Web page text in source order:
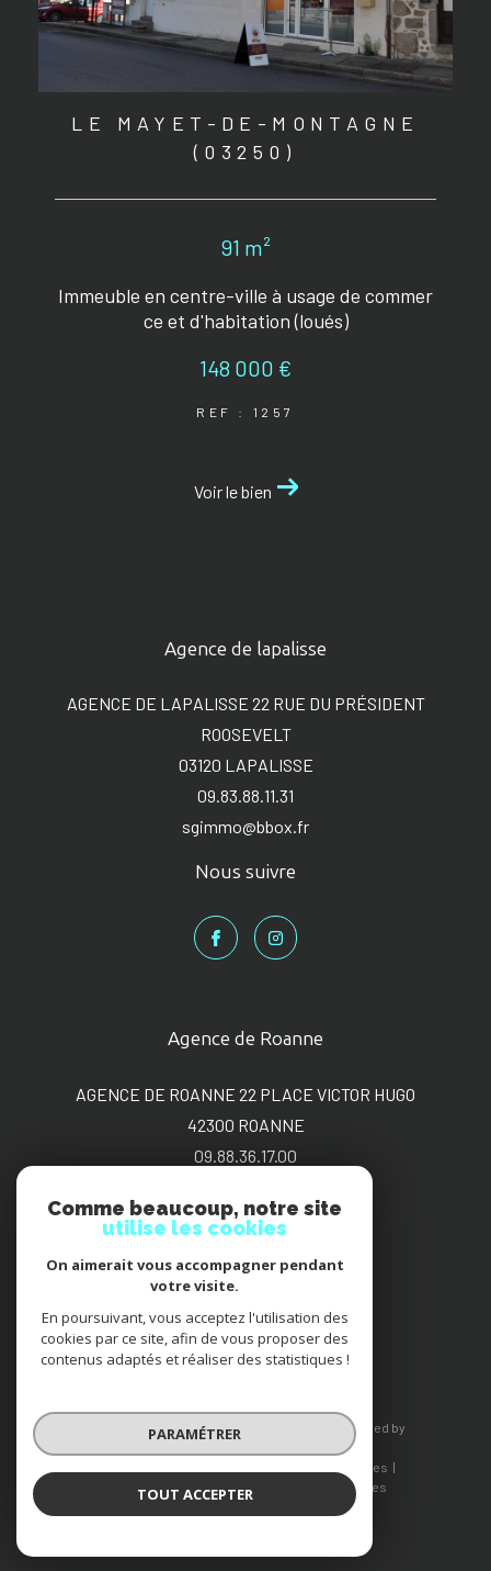
LE MAYET-DE-MONTAGNE
(03250)
91 m²
Immeuble en centre-ville à usage de commer
ce et d'habitation (loués)
148 000 €
REF : 1257
Voir le bien
Agence de Roanne
AGENCE DE ROANNE 22 PLACE VICTOR HUGO
42300
ROANNE
09.88.36.17.00
Agence de lapalisse
AGENCE DE LAPALISSE 22 RUE DU PRÉSIDENT
ROOSEVELT
03120
LAPALISSE
09.83.88.11.31
sgimmo@bbox.fr
Nous suivre
Adhérents
© 2026 | Tous droits réservés | Traduction powered by
Mentions légales
Admin
Nos liens Politique RGPD Cookies
Comme beaucoup, notre site
utilise les cookies
On aimerait vous accompagner pendant
votre visite.
En poursuivant, vous acceptez l'utilisation des
cookies par ce site, afin de vous proposer des
contenus adaptés et réaliser des statistiques !
PARAMÉTRER
TOUT ACCEPTER